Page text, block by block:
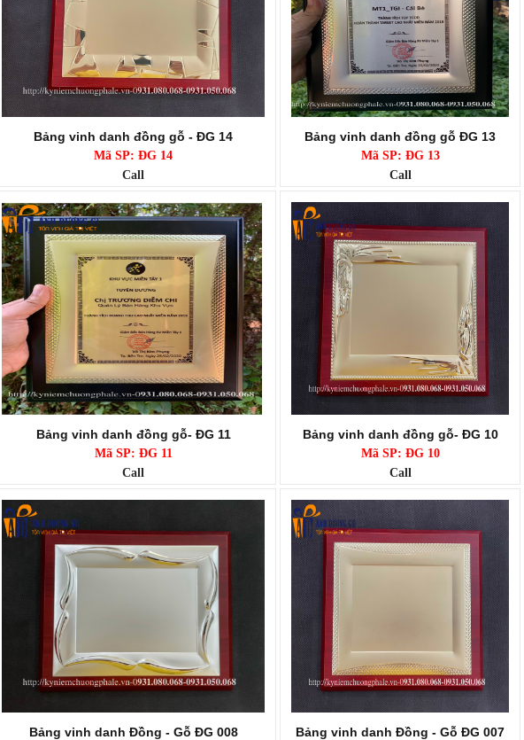
Bảng vinh danh đồng gỗ - ĐG 14
Mã SP: ĐG 14
Call
Bảng vinh danh đồng gỗ ĐG 13
Mã SP: ĐG 13
Call
Bảng vinh danh đồng gỗ- ĐG 11
Mã SP: ĐG 11
Call
Bảng vinh danh đồng gỗ- ĐG 10
Mã SP: ĐG 10
Call
Bảng vinh danh Đồng - Gỗ ĐG 008 Bảng vinh danh Đồng - Gỗ ĐG 007